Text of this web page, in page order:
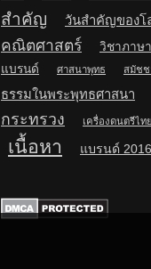
สำคัญ
วันสำคัญของโ
คณิตศาสตร์
วิชาภาษ
แบรนด์
ศาสนาพุทธ สมัชช
ธรรมในพระพุทธศาสนา
กระทรวง
เครื่องดนตรีไทย
เนื้อหา แบรนด์ 2016